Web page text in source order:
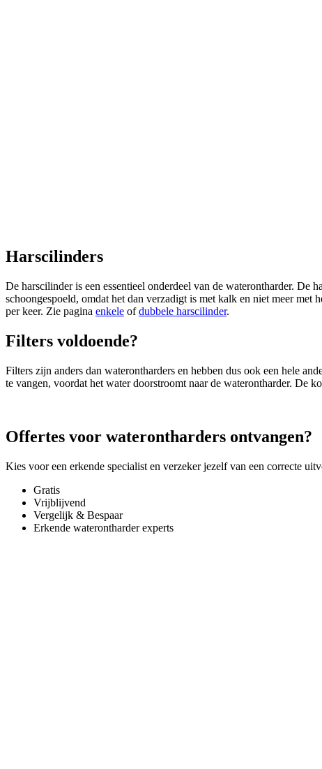
Harscilinders
De harscilinder is een essentieel onderdeel van de waterontharder.
schoongespoeld, omdat het dan verzadigt is met kalk en niet meer
per keer. Zie pagina enkele ofdubbele harscilinder.
Filters voldoende?
Filters zijn anders dan waterontharders en hebben dus ook een hele
te vangen, voordat het water doorstroomt naar de waterontharder. De
Offertes voor waterontharders ontvangen?
Kies voor een erkende specialist en verzeker jezelf van een correcte
Gratis
Vrijblijvend
Vergelijk & Bespaar
Erkende waterontharder experts